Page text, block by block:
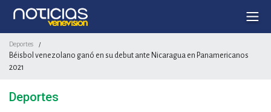
Deportes /
Béisbol venezolano ganó en su debut ante Nicaragua en Panamericanos
2021
Deportes